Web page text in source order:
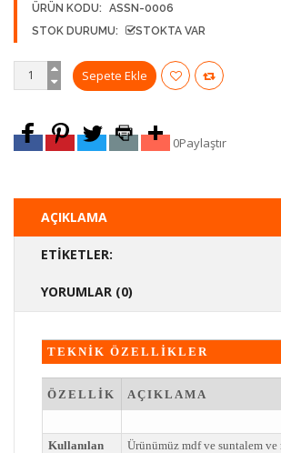
ÜRÜN KODU:
ASSN-0006
STOK DURUMU:
STOKTA VAR
0Paylaştır
AÇIKLAMA
ETIKETLER:
YORUMLAR (0)
TEKNİK ÖZELLİKLER
ÖZELLİK AÇIKLAMA
Kullanılan
Ürünümüz mdf ve suntalem ve